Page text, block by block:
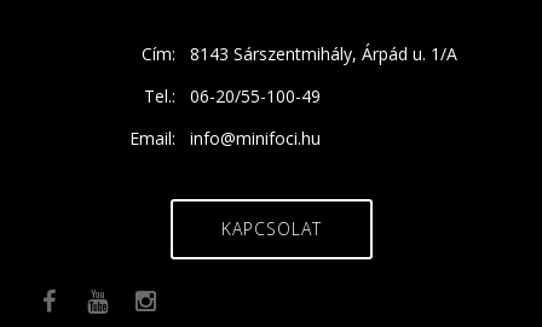
Cím:
8143 Sárszentmihály, Árpád u. 1/A
Tel.:
06-20/55-100-49
Email:
info@minifoci.hu
KAPCSOLAT